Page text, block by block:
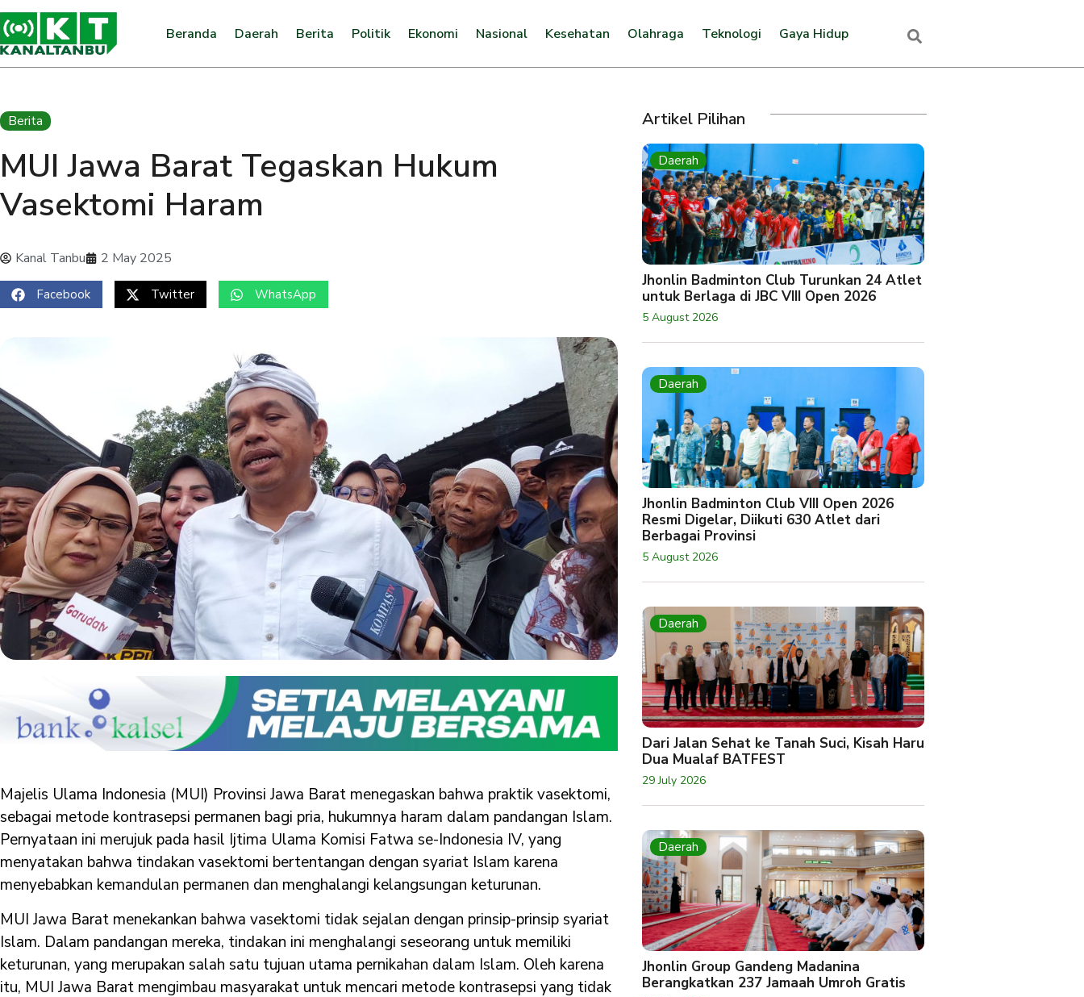
Beranda Daerah Berita Politik Ekonomi Nasional Kesehatan Olahraga Teknologi Gaya Hidup
Berita
MUI Jawa Barat Tegaskan Hukum
Vasektomi Haram
Kanal Tanbu 2 May 2025
Facebook Twitter WhatsApp
Majelis Ulama Indonesia (MUI) Provinsi Jawa Barat menegaskan bahwa praktik vasektomi,
sebagai metode kontrasepsi permanen bagi pria, hukumnya haram dalam pandangan Islam.
Pernyataan ini merujuk pada hasil Ijtima Ulama Komisi Fatwa se-Indonesia IV, yang
menyatakan bahwa tindakan vasektomi bertentangan dengan syariat Islam karena
menyebabkan kemandulan permanen dan menghalangi kelangsungan keturunan.
MUI Jawa Barat menekankan bahwa vasektomi tidak sejalan dengan prinsip-prinsip syariat
Islam. Dalam pandangan mereka, tindakan ini menghalangi seseorang untuk memiliki
keturunan, yang merupakan salah satu tujuan utama pernikahan dalam Islam. Oleh karena
itu, MUI Jawa Barat mengimbau masyarakat untuk mencari metode kontrasepsi yang tidak
Artikel Pilihan
Daerah
Jhonlin Badminton Club Turunkan 24 Atlet
untuk Berlaga di JBC VIII Open 2026
5 August 2026
Daerah
Jhonlin Badminton Club VIII Open 2026
Resmi Digelar, Diikuti 630 Atlet dari
Berbagai Provinsi
5 August 2026
Daerah
Dari Jalan Sehat ke Tanah Suci, Kisah Haru
Dua Mualaf BATFEST
29 July 2026
Daerah
Jhonlin Group Gandeng Madanina
Berangkatkan 237 Jamaah Umroh Gratis